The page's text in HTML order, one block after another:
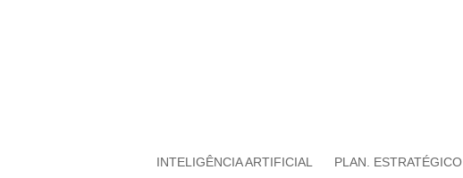
INTELIGÊNCIA ARTIFICIAL PLAN. ESTRATÉGICO